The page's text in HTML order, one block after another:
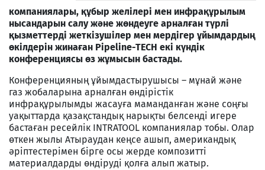
компаниялары, құбыр желілері мен инфрақұрылым
нысандарын салу және жөндеуге арналған түрлі
қызметтерді жеткізушілер мен мердігер ұйымдардың
өкілдерін жинаған Pipeline-TECH екі күндік
конференциясы өз жұмысын бастады.
Конференцияның ұйымдастырушысы – мұнай және
газ жобаларына арналған өндірістік
инфрақұрылымды жасауға маманданған және соңғы
уақыттарда қазақстандық нарықты белсенді игере
бастаған ресейлік INTRATOOL компаниялар тобы. Олар
өткен жылы Атыраудан кеңсе ашып, американдық
әріптестерімен бірге осы жерде композитті
материалдарды өндіруді қолға алып жатыр.